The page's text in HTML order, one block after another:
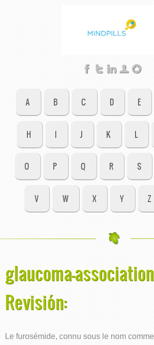
A B C D E
H I J K L
O P Q R S
V W X Y Z
glaucoma-
Revisión:
Le furosémide, connu sous le nom